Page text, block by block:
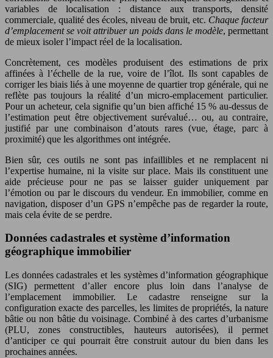
variables de localisation : distance aux transports, densité
commerciale, qualité des écoles, niveau de bruit, etc. Chaque facteur
d’emplacement se voit attribuer un poids dans le modèle, permettant
de mieux isoler l’impact réel de la localisation.
Concrètement, ces modèles produisent des estimations de prix
affinées à l’échelle de la rue, voire de l’îlot. Ils sont capables de
corriger les biais liés à une moyenne de quartier trop générale, qui ne
reflète pas toujours la réalité d’un micro-emplacement particulier.
Pour un acheteur, cela signifie qu’un bien affiché 15 % au-dessus de
l’estimation peut être objectivement surévalué… ou, au contraire,
justifié par une combinaison d’atouts rares (vue, étage, parc à
proximité) que les algorithmes ont intégrée.
Bien sûr, ces outils ne sont pas infaillibles et ne remplacent ni
l’expertise humaine, ni la visite sur place. Mais ils constituent une
aide précieuse pour ne pas se laisser guider uniquement par
l’émotion ou par le discours du vendeur. En immobilier, comme en
navigation, disposer d’un GPS n’empêche pas de regarder la route,
mais cela évite de se perdre.
Données cadastrales et système d’information
géographique immobilier
Les données cadastrales et les systèmes d’information géographique
(SIG) permettent d’aller encore plus loin dans l’analyse de
l’emplacement immobilier. Le cadastre renseigne sur la
configuration exacte des parcelles, les limites de propriétés, la nature
bâtie ou non bâtie du voisinage. Combiné à des cartes d’urbanisme
(PLU, zones constructibles, hauteurs autorisées), il permet
d’anticiper ce qui pourrait être construit autour du bien dans les
prochaines années.